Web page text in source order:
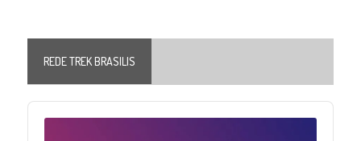
REDE TREK BRASILIS
Audio
Player